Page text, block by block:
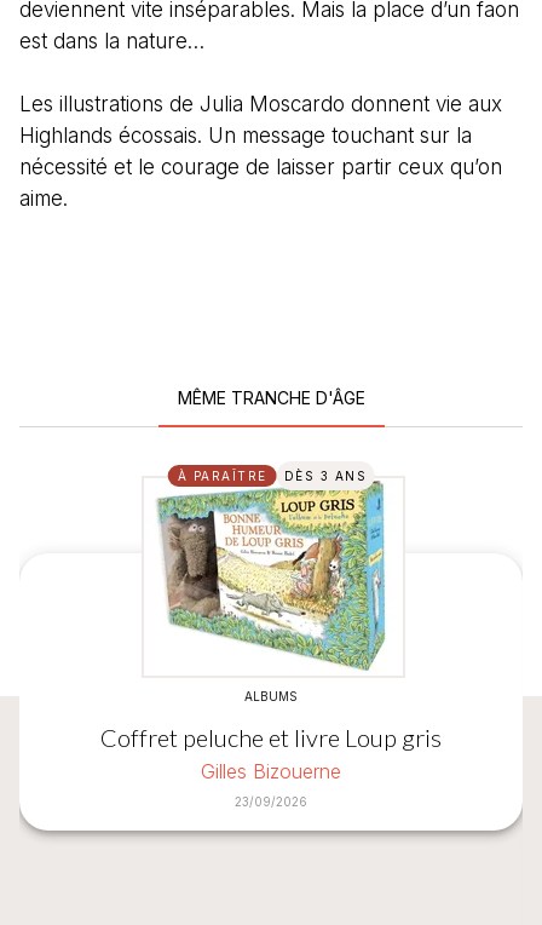
deviennent vite inséparables. Mais la place d’un faon
est dans la nature…
Les illustrations de Julia Moscardo donnent vie aux
Highlands écossais. Un message touchant sur la
nécessité et le courage de laisser partir ceux qu’on
aime.
MÊME TRANCHE D'ÂGE
À PARAÎTRE DÈS 3 ANS
ALBUMS
Coffret peluche et livre Loup gris
Gilles Bizouerne
23/09/2026